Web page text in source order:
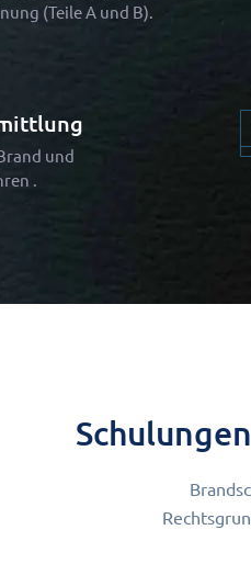
(Teile A und B).
und
.